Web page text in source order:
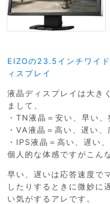
EIZOの23.5インチワイ
ィスプレイ
液晶ディスプレイは大き
まして、
・TN液晶＝安い、早い
・VA液晶＝高い、遅い
・IPS液晶＝高い、遅い
個人的な体感ですがこん
早い、遅いは応答速度で
したりするときに微妙に
い気がするアレです。